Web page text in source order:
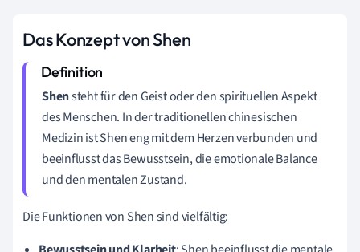
Das Konzept von Shen
Shensteht für den Geist oder den spirituellen Aspekt
des Menschen. In der traditionellen chinesischen
Medizin ist Shen eng mit dem Herzen verbunden und
beeinflusst das Bewusstsein, die emotionale Balance
und den mentalen Zustand.
Die Funktionen von Shen sind vielfältig: